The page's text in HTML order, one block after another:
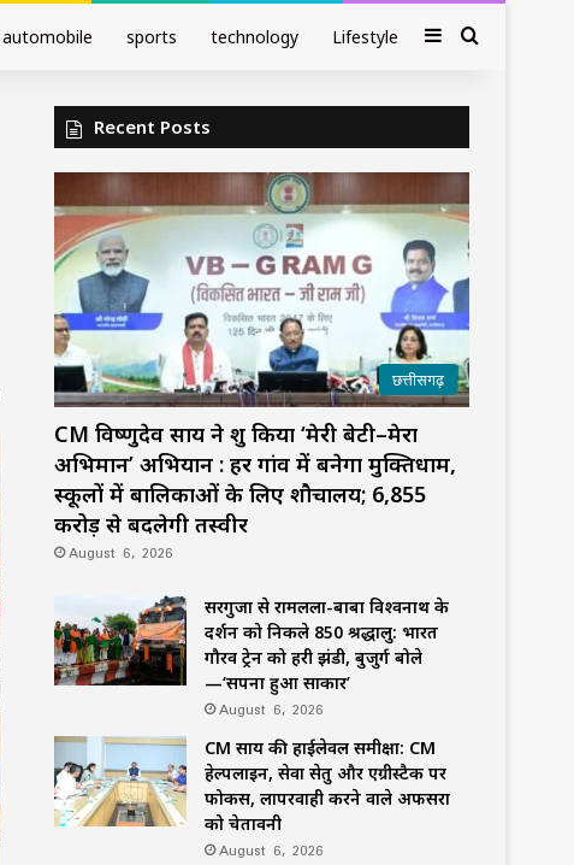
automobile sports technology Lifestyle SidebarSearch
Recent Posts
छत्तीसगढ़
CM विष्णुदेव साय ने शुरू किया ‘मेरी बेटी–मेरा
अभिमान’ अभियान : हर गांव में बनेगा मुक्तिधाम,
स्कूलों में बालिकाओं के लिए शौचालय; 6,855
करोड़ से बदलेगी तस्वीर
August 6, 2026
सरगुजा से रामलला-बाबा विश्वनाथ के
दर्शन को निकले 850 श्रद्धालु: भारत
गौरव ट्रेन को हरी झंडी, बुजुर्ग बोले
—‘सपना हुआ साकार’
August 6, 2026
CM साय की हाईलेवल समीक्षा: CM
हेल्पलाइन, सेवा सेतु और एग्रीस्टैक पर
फोकस, लापरवाही करने वाले अफसरों
को चेतावनी
August 6, 2026